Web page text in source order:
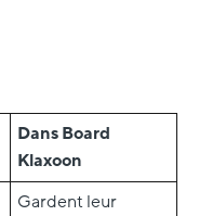
Dans Board
Klaxoon
Gardent leur